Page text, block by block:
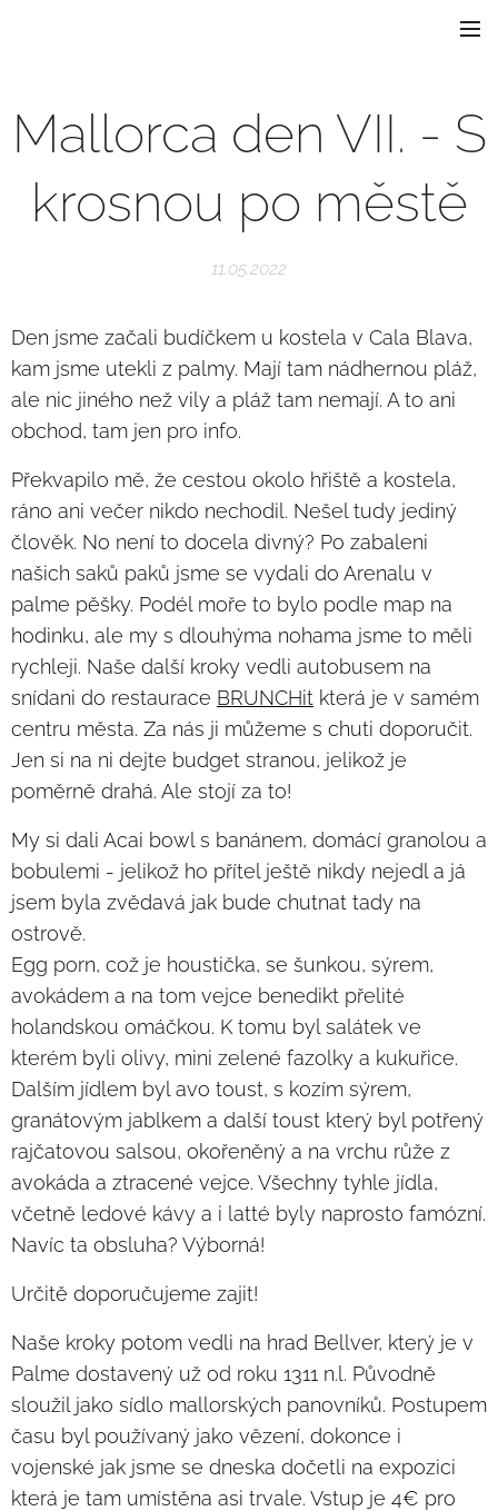
Mallorca den VII. - S
krosnou po městě
11.05.2022
Den jsme začali budíčkem u kostela v Cala Blava,
kam jsme utekli z palmy. Mají tam nádhernou pláž,
ale nic jiného než vily a pláž tam nemají. A to ani
obchod, tam jen pro info.
Překvapilo mě, že cestou okolo hřiště a kostela,
ráno ani večer nikdo nechodil. Nešel tudy jediný
člověk. No není to docela divný? Po zabaleni
našich saků paků jsme se vydali do Arenalu v
palme pěšky. Podél moře to bylo podle map na
hodinku, ale my s dlouhýma nohama jsme to měli
rychleji. Naše další kroky vedli autobusem na
snídani do restaurace BRUNCHit která je v samém
centru města. Za nás ji můžeme s chuti doporučit.
Jen si na ni dejte budget stranou, jelikož je
poměrně drahá. Ale stojí za to!
My si dali Acai bowl s banánem, domácí granolou a
bobulemi - jelikož ho přítel ještě nikdy nejedl a já
jsem byla zvědavá jak bude chutnat tady na
ostrově.
Egg porn, což je houstička, se šunkou, sýrem,
avokádem a na tom vejce benedikt přelité
holandskou omáčkou. K tomu byl salátek ve
kterém byli olivy, mini zelené fazolky a kukuřice.
Dalším jídlem byl avo toust, s kozím sýrem,
granátovým jablkem a další toust který byl potřený
rajčatovou salsou, okořeněný a na vrchu růže z
avokáda a ztracené vejce. Všechny tyhle jídla,
včetně ledové kávy a i latté byly naprosto famózní.
Navíc ta obsluha? Výborná!
Určitě doporučujeme zajit!
Naše kroky potom vedli na hrad Bellver, který je v
Palme dostavený už od roku 1311 n.l. Původně
sloužil jako sídlo mallorských panovníků. Postupem
času byl používaný jako vězení, dokonce i
vojenské jak jsme se dneska dočetli na expozici
která je tam umístěna asi trvale. Vstup je 4€ pro